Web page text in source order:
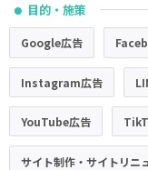
● 目的・施策
Google広告
Instagram広告
YouTube広告
サイト制作・サイトリニ